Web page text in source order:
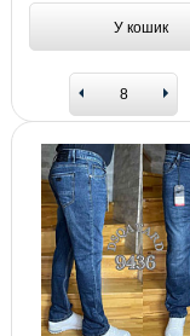
У кошик